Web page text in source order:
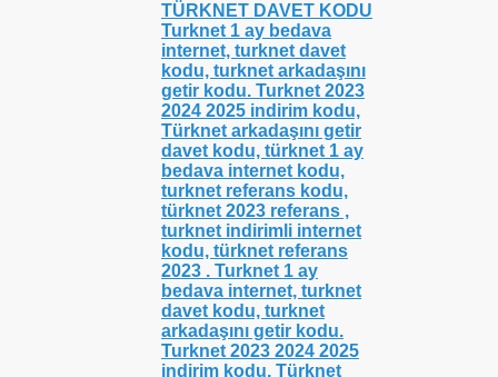
TÜRKNET DAVET KODU
Turknet 1 ay bedava
internet, turknet davet
kodu, turknet arkadaşını
getir kodu. Turknet 2023
2024 2025 indirim kodu,
Türknet arkadaşını getir
davet kodu, türknet 1 ay
bedava internet kodu,
turknet referans kodu,
türknet 2023 referans ,
turknet indirimli internet
kodu, türknet referans
2023 . Turknet 1 ay
bedava internet, turknet
davet kodu, turknet
arkadaşını getir kodu.
Turknet 2023 2024 2025
indirim kodu, Türknet